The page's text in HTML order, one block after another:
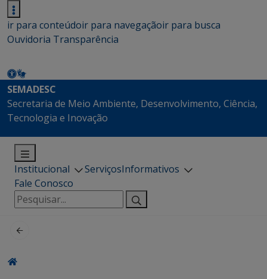
ir para conteúdoir para navegaçãoir para busca
Ouvidoria Transparência
SEMADESC
Secretaria de Meio Ambiente, Desenvolvimento, Ciência,
Tecnologia e Inovação
Institucional ServiçosInformativos
Fale Conosco
Pesquisar
por: